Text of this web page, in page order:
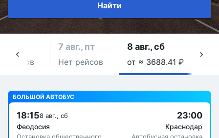
Найти
рейсов
7 авг., пт
Нет рейсов
8 авг., сб
от ≈ 3688.41 ₽
БОЛЬШОЙ АВТОБУС
18:158 авг., сб
Феодосия
23:00
Краснодар